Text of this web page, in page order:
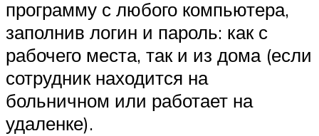
программу с любого компьютера,
заполнив логин и пароль: как с
рабочего места, так и из дома (если
сотрудник находится на
больничном или работает на
удаленке).